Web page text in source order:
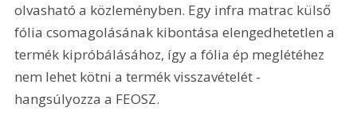
olvasható a közleményben. Egy infra matrac külső
fólia csomagolásának kibontása elengedhetetlen a
termék kipróbálásához, így a fólia ép meglétéhez
nem lehet kötni a termék visszavételét -
hangsúlyozza a FEOSZ.